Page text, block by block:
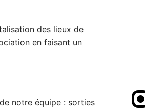
des lieux de
en faisant un
de notre équipe : sorties